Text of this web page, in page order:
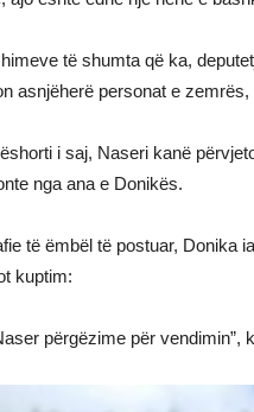
të shumta që ka,
asnjëherë personat e
i saj, Naseri kanë
nga ana e Donikës.
të ëmbël të postuar, Donika
kuptim:
përgëzime për vendimin”,